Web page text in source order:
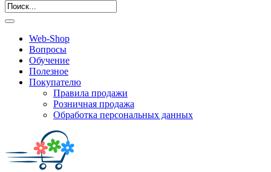
Web-Shop
Вопросы
Обучение
Полезное
Покупателю
Правила продажи
Розничная продажа
Обработка персональных данных